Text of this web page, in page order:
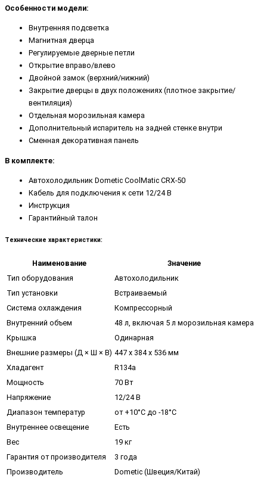
Особенности модели:
Внутренняя подсветка
Магнитная дверца
Регулируемые дверные петли
Открытие вправо/влево
Двойной замок (верхний/нижний)
Закрытие дверцы в двух положениях (плотное закрытие/
вентиляция)
Отдельная морозильная камера
Дополнительный испаритель на задней стенке внутри
Сменная декоративная панель
В комплекте:
Автохолодильник Dometic CoolMatic CRX-50
Кабель для подключения к сети 12/24 В
Инструкция
Гарантийный талон
Технические характеристики:
Наименование
Значение
Тип оборудования
Автохолодильник
Тип установки
Встраиваемый
Система охлаждения
Компрессорный
Внутренний объем
48 л, включая 5 л морозильная камера
Крышка
Одинарная
Внешние размеры (Д × Ш × В) 447 x 384 x 536 мм
Хладагент
R134a
Мощность
70 Вт
Напряжение
12/24 В
Диапазон температур
от +10°С до -18°С
Внутреннее освещение
Есть
Вес
19 кг
Гарантия от производителя
3 года
Производитель
Dometic (Швеция/Китай)